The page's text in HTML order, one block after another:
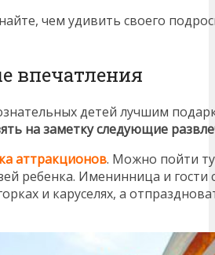
чем удивить своего
впечатления
детей лучшим
на заметку следующие
аттракционов. Можно пойти
ребенка. Именинница и гости
и каруселях, а